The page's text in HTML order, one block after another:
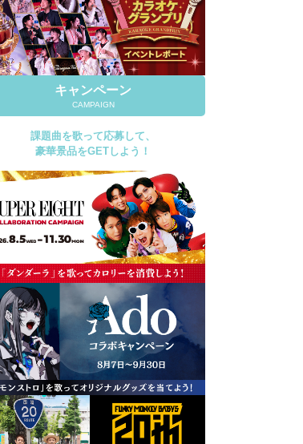
キャンペーン
CAMPAIGN
課題曲を歌って応募して、
豪華景品をGETしよう！